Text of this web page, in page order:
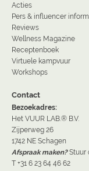
Acties
Pers & influencer
Reviews
Wellness Magazine
Receptenboek
Virtuele kampvuur
Workshops
Contact
Bezoekadres:
Het VUUR LAB.® B.V.
Zijperweg 26
1742 NE Schagen
Afspraak maken? Stuur
T +31 6 23 64 46 62